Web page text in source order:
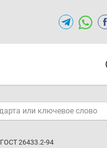
ГОСТ 26433.2-94